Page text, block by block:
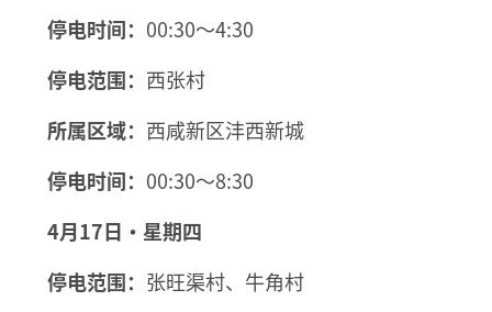
停电时间： 00:30～4:30
停电范围： 西张村
所属区域： 西咸新区沣西新城
停电时间： 00:30～8:30
4月17日·星期四
停电范围： 张旺渠村、牛角村